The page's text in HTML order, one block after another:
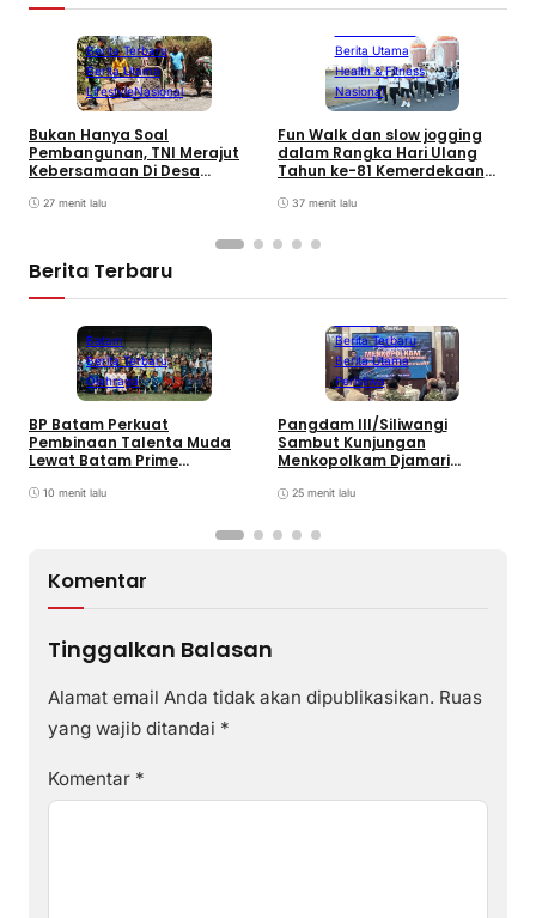
Berita Terbaru
Berita Utama
LifestyleNasional
Bukan Hanya Soal
Pembangunan, TNI Merajut
Kebersamaan Di Desa
27 menit lalu
Berita Utama
Health & Fitness
Nasional
Fun Walk dan slow jogging
dalam Rangka Hari Ulang
Tahun ke-81 Kemerdekaan
37 menit lalu
Berita Terbaru
Batam
Berita Terbaru
Olahraga
BP Batam Perkuat
Pembinaan Talenta Muda
Lewat Batam Prime
Football sebagai Festival
10 menit lalu
Berita Terbaru
Berita Utama
Peristiwa
Pangdam III/Siliwangi
Sambut Kunjungan
Menkopolkam Djamari
25 menit lalu
Komentar
Tinggalkan Balasan
Alamat email Anda tidak akan dipublikasikan. Ruas
yang wajib ditandai *
Komentar *